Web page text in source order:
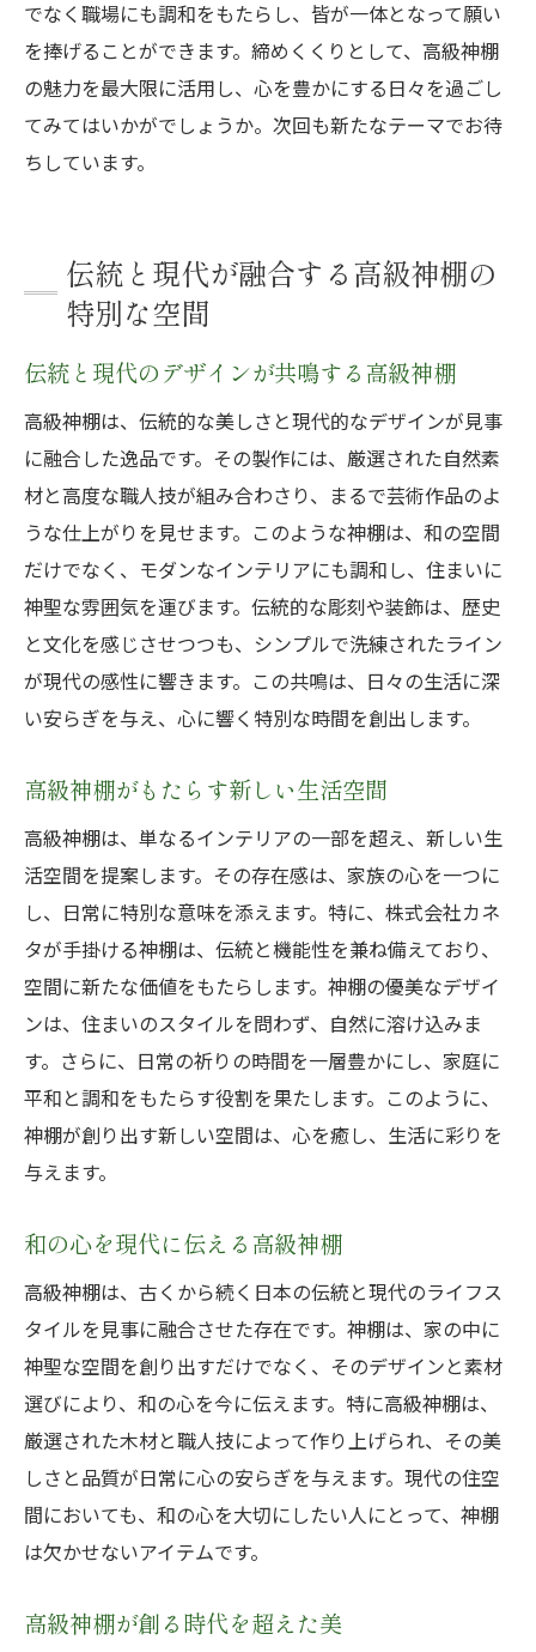
でなく職場にも調和をもたらし、皆が一体となって願い
を捧げることができます。締めくくりとして、高級神棚
の魅力を最大限に活用し、心を豊かにする日々を過ごし
てみてはいかがでしょうか。次回も新たなテーマでお待
ちしています。
伝統と現代が融合する高級神棚の
特別な空間
伝統と現代のデザインが共鳴する高級神棚
高級神棚は、伝統的な美しさと現代的なデザインが見事
に融合した逸品です。その製作には、厳選された自然素
材と高度な職人技が組み合わさり、まるで芸術作品のよ
うな仕上がりを見せます。このような神棚は、和の空間
だけでなく、モダンなインテリアにも調和し、住まいに
神聖な雰囲気を運びます。伝統的な彫刻や装飾は、歴史
と文化を感じさせつつも、シンプルで洗練されたライン
が現代の感性に響きます。この共鳴は、日々の生活に深
い安らぎを与え、心に響く特別な時間を創出します。
高級神棚がもたらす新しい生活空間
高級神棚は、単なるインテリアの一部を超え、新しい生
活空間を提案します。その存在感は、家族の心を一つに
し、日常に特別な意味を添えます。特に、株式会社カネ
タが手掛ける神棚は、伝統と機能性を兼ね備えており、
空間に新たな価値をもたらします。神棚の優美なデザイ
ンは、住まいのスタイルを問わず、自然に溶け込みま
す。さらに、日常の祈りの時間を一層豊かにし、家庭に
平和と調和をもたらす役割を果たします。このように、
神棚が創り出す新しい空間は、心を癒し、生活に彩りを
与えます。
和の心を現代に伝える高級神棚
高級神棚は、古くから続く日本の伝統と現代のライフス
タイルを見事に融合させた存在です。神棚は、家の中に
神聖な空間を創り出すだけでなく、そのデザインと素材
選びにより、和の心を今に伝えます。特に高級神棚は、
厳選された木材と職人技によって作り上げられ、その美
しさと品質が日常に心の安らぎを与えます。現代の住空
間においても、和の心を大切にしたい人にとって、神棚
は欠かせないアイテムです。
高級神棚が創る時代を超えた美